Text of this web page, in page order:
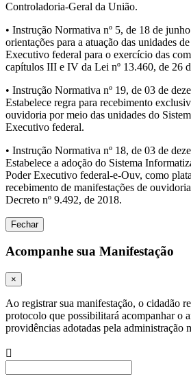
Controladoria-Geral da União.
• Instrução Normativa nº 5, de 18 de
orientações para a atuação das unidades
Executivo federal para o exercício das
capítulos III e IV da Lei nº 13.460, de 26
• Instrução Normativa nº 19, de 03 de
Estabelece regra para recebimento
ouvidoria por meio das unidades do
Executivo federal.
• Instrução Normativa nº 18, de 03 de
Estabelece a adoção do Sistema
Poder Executivo federal-e-Ouv, como
recebimento de manifestações de
Decreto nº 9.492, de 2018.
Fechar
Acompanhe sua Manifestação
×
Ao registrar sua manifestação, o cidadão
protocolo que possibilitará acompanhar o
providências adotadas pela administração